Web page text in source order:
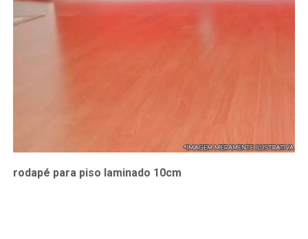
rodapé para piso laminado 10cm